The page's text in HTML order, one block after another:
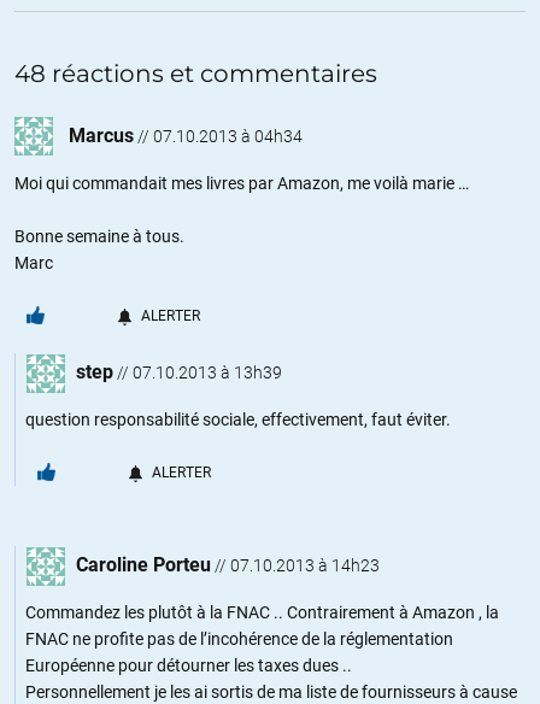
48 réactions et commentaires
Marcus// 07.10.2013 à 04h34
Moi qui commandait mes livres par Amazon, me voilà marie …
Bonne semaine à tous.
Marc
ALERTER
step// 07.10.2013 à 13h39
question responsabilité sociale, effectivement, faut éviter.
ALERTER
Caroline Porteu// 07.10.2013 à 14h23
Commandez les plutôt à la FNAC .. Contrairement à Amazon , la
FNAC ne profite pas de l’incohérence de la réglementation
Européenne pour détourner les taxes dues ..
Personnellement je les ai sortis de ma liste de fournisseurs à cause